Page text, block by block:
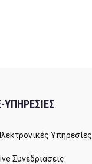
ΥΠΗΡΕΣΙΕΣ
Υπηρεσίες
Συνεδριάσεις